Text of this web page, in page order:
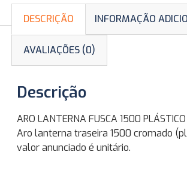
DESCRIÇÃO INFORMAÇÃO
AVALIAÇÕES (0)
Descrição
ARO LANTERNA FUSCA 1500
Aro lanterna traseira 1500 cromado
valor anunciado é unitário.